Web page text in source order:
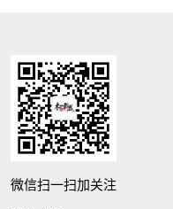
微信扫一扫加关注